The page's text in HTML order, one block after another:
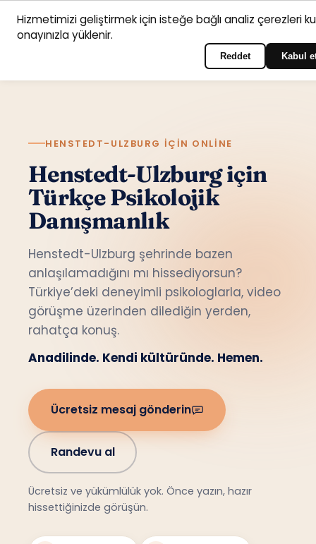
AnasayfaHizmet Psikologlarİletişim
HENSTEDT-ULZBURG IÇIN ONLINE
Henstedt-Ulzburg için
Türkçe Psikolojik
Danışmanlık
Henstedt-Ulzburg şehrinde bazen
anlaşılamadığını mı hissediyorsun?
Türkiye’deki deneyimli psikologlarla, video
görüşme üzerinden dilediğin yerden,
rahatça konuş.
Anadilinde. Kendi kültüründe. Hemen.
Ücretsiz mesaj gönderin
Randevu al
Ücretsiz ve yükümlülük yok. Önce yazın, hazır
hissettiğinizde görüşün.
Hizmetimizi geliştirmek için isteğe bağlı analiz çerezleri
onayınızla yüklenir.
Reddet Kabul